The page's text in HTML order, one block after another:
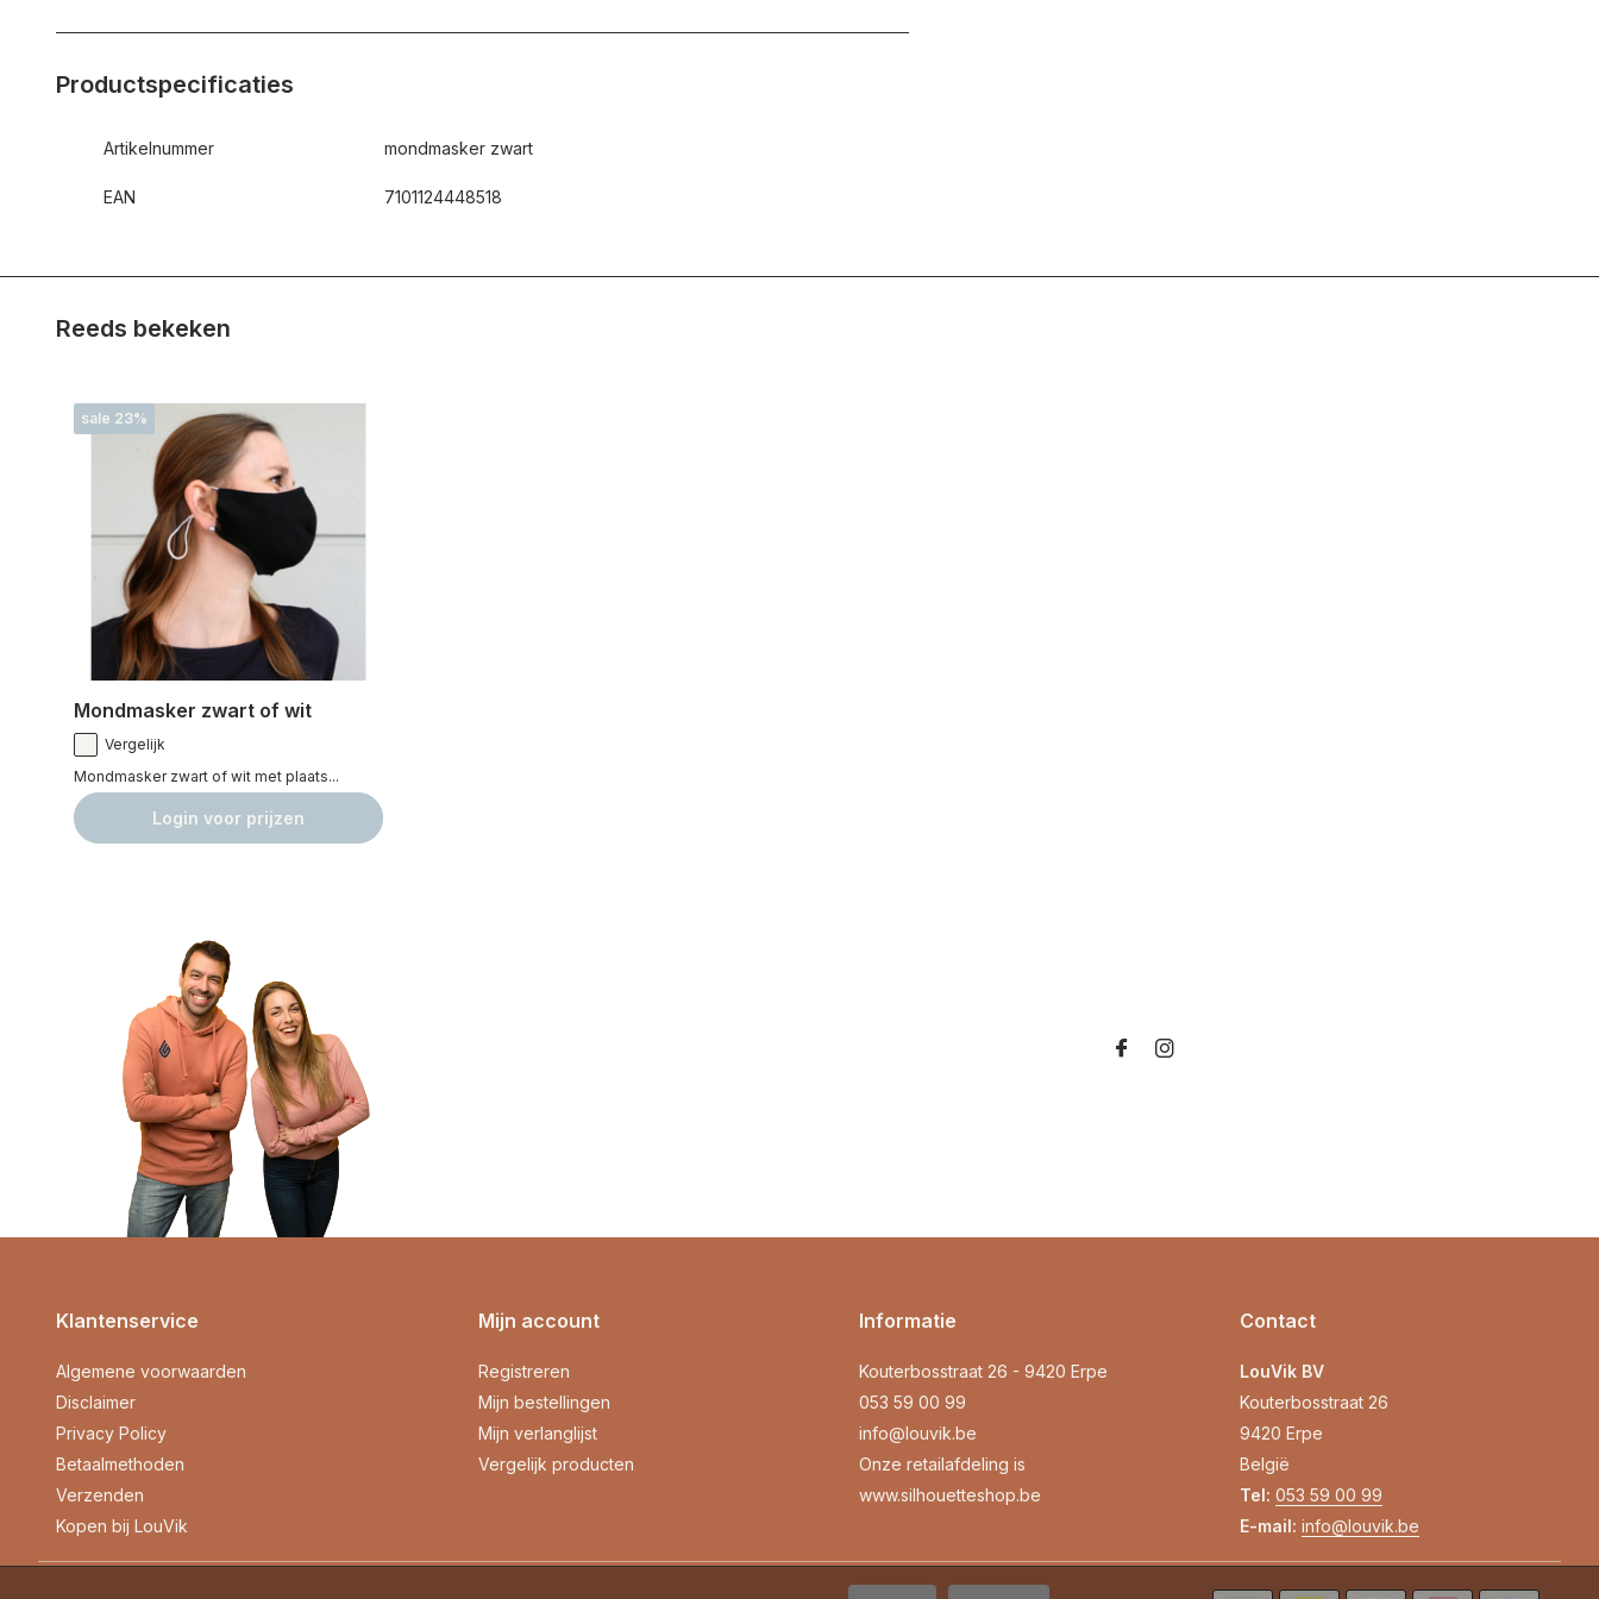
Productspecificaties
Artikelnummer mondmasker zwart
EAN 7101124448518
Reeds bekeken
sale 23%
Mondmasker zwart of wit
Vergelijk
Mondmasker zwart of wit met plaats...
Login voor prijzen
Klantenservice
Algemene voorwaarden
Disclaimer
Privacy Policy
Betaalmethoden
Verzenden
Kopen bij LouVik
Mijn account
Registreren
Mijn bestellingen
Mijn verlanglijst
Vergelijk producten
Informatie
Kouterbosstraat 26 - 9420 Erpe
053 59 00 99
info@louvik.be
Onze retailafdeling is
www.silhouetteshop.be
Contact
LouVik BV
Kouterbosstraat 26
9420 Erpe
België
Tel: 053 59 00 99
E-mail: info@louvik.be